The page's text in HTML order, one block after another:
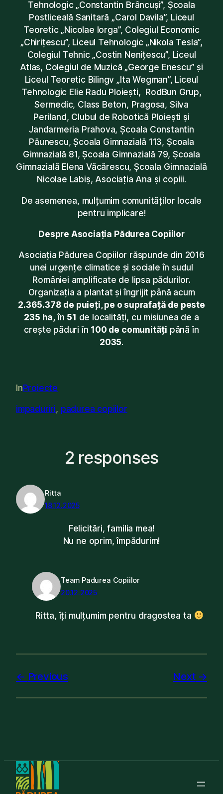
Tehnologic „Constantin Brâncuși”, Școala
Postliceală Sanitară „Carol Davila”, Liceul
Teoretic „Nicolae Iorga”, Colegiul Economic
„Chirițescu”, Liceul Tehnologic „Nikola Tesla”,
Colegiul Tehnic „Costin Nenițescu”, Liceul
Atlas, Colegiul de Muzică „George Enescu” și
Liceul Teoretic Bilingv „Ita Wegman”, Liceul
Tehnologic Elie Radu Ploiești, RodBun Grup,
Sermedic, Class Beton, Pragosa, Silva
Periland, Clubul de Robotică Ploiești și
Jandarmeria Prahova, Școala Constantin
Păunescu, Școala Gimnazială 113, Școala
Gimnazială 81, Școala Gimnazială 79, Școala
Gimnazială Elena Văcărescu, Școala Gimnazială
Nicolae Labiș, Asociația Ana și copiii.
De asemenea, mulțumim comunităților locale
pentru implicare!
Despre Asociația Pădurea Copiilor
Asociația Pădurea Copiilor răspunde din 2016
unei urgențe climatice și sociale în sudul
României amplificate de lipsa pădurilor.
Organizația a plantat și îngrijit până acum
2.365.378 de puieți, pe o suprafață de peste
235 ha,în 51 de localități, cu misiunea de a
crește păduri în 100 de comunități până în
2035.
InProiecte
impaduriri, padurea copiilor
2 responses
Ritta
18.12.2025
Felicitări, familia mea!
Nu ne oprim, împădurim!
Team Padurea Copiilor
20.12.2025
Ritta, îți mulțumim pentru dragostea ta
Previous Next